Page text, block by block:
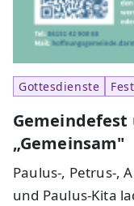
Gottesdienste
„Gemeinsam"
Paulus-, Petrus-,
und Paulus-Kita